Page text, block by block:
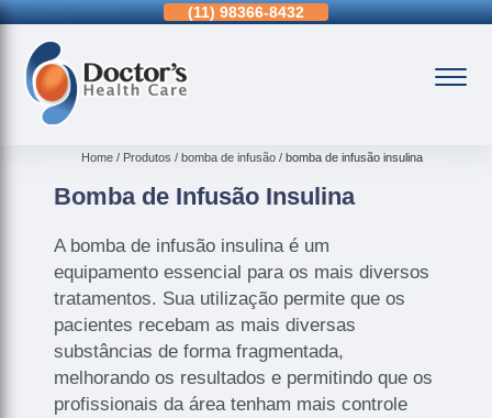
3963-0036 (11) 98366-8432 (15)3326-9334
Home Produtos bomba de infusão bomba de infusão insulina
Bomba de Infusão Insulina
A bomba de infusão insulina é um
equipamento essencial para os mais diversos
tratamentos. Sua utilização permite que os
pacientes recebam as mais diversas
substâncias de forma fragmentada,
melhorando os resultados e permitindo que os
profissionais da área tenham mais controle